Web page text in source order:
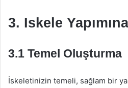
3. Iskele
3.1 Temel Oluşturma
İskeletinizin temeli, sağlam bir